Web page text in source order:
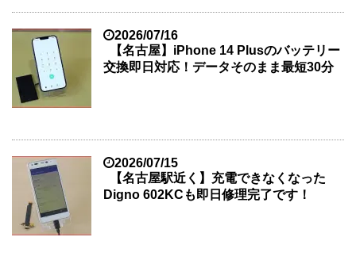
2026/07/16
【名古屋】iPhone 14 Plusのバッテリー
交換即日対応！データそのまま最短30分
2026/07/15
【名古屋駅近く】充電できなくなった
Digno 602KCも即日修理完了です！